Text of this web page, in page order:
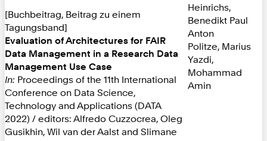
[Buchbeitrag, Beitrag zu einem
Tagungsband]
Evaluation of Architectures for FAIR
Data Management in a Research Data
Management Use Case
In: Proceedings of the 11th International
Conference on Data Science,
Technology and Applications (DATA
2022) / editors: Alfredo Cuzzocrea, Oleg
Gusikhin, Wil van der Aalst and Slimane
Heinrichs,
Benedikt Paul
Anton
Politze, Marius
Yazdi,
Mohammad
Amin